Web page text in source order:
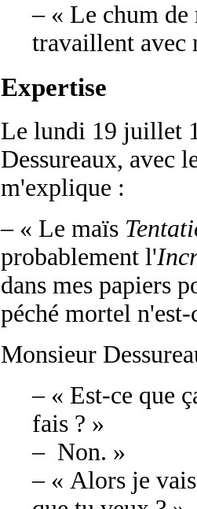
– « Le chum
travaillent avec
Expertise
Le lundi 19 juillet
Dessureaux, avec
m'explique :
– « Le maïs
probablement l'
dans mes papiers
péché mortel
Monsieur
– « Est-ce que
fais ? »
– Non. »
– « Alors je